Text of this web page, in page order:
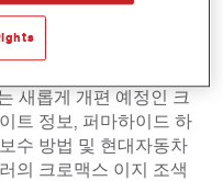
새롭게 개편 예정인 크
트 정보, 퍼마하이드 하
수 방법 및 현대자동차
의 크로맥스 이지 조색